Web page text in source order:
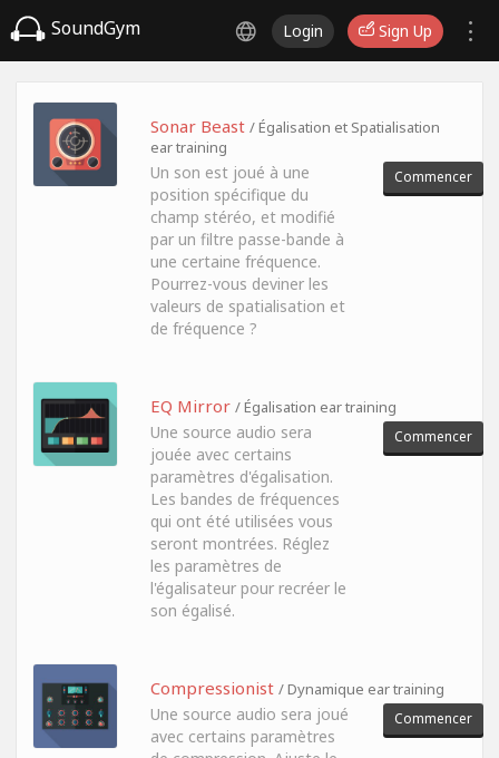
SoundGym Login Sign Up
Sonar Beast / Égalisation et Spatialisation
ear training
Un son est joué à une
position spécifique du
champ stéréo, et modifié
par un filtre passe-bande à
une certaine fréquence.
Pourrez-vous deviner les
valeurs de spatialisation et
de fréquence ?
Commencer
EQ Mirror / Égalisation ear training
Une source audio sera
jouée avec certains
paramètres d'égalisation.
Les bandes de fréquences
qui ont été utilisées vous
seront montrées. Réglez
les paramètres de
l'égalisateur pour recréer le
son égalisé.
Commencer
Compressionist / Dynamique ear training
Une source audio sera joué
avec certains paramètres
Commencer